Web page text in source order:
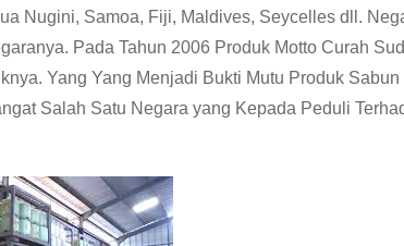
Nugini, Samoa, Fiji, Maldives, Seycelles dll.
Pada Tahun 2006 Produk Motto Curah
Yang Yang Menjadi Bukti Mutu Produk Sabun
Salah Satu Negara yang Kepada Peduli